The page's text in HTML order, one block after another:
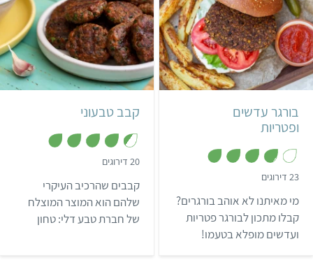
קל 18 קציצות
בורגר עדשים
ופטריות
23 דירוגים
.
8
מ
ת
ו
מי מאיתנו לא אוהב בורגרים?
קבלו מתכון לבורגר פטריות
ועדשים מופלא בטעמו!
קל 30 דקות
25 קבבים
קבב טבעוני
20 דירוגים
.
4
מ
ת
ו
קבבים שהרכיב העיקרי
שלהם הוא המוצר המוצלח
של חברת טבע דלי: טחון